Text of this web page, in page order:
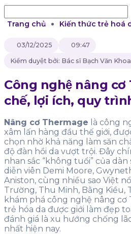
Trang chủ Kiến thức trẻ hoá
03/12/2025 09:47
Kiểm duyệt bởi: Bác sĩ Bạch Văn Khoa
Công nghệ nâng cơ
chế, lợi ích, quy
Nâng cơ Thermage là công
xâm lấn hàng đầu thế giới,
chọn nhờ khả năng làm săn
độ đàn hồi da vượt trội. Đây
nhan sắc “không tuổi” của
diễn viên Demi Moore,
Aniston, cùng nhiều sao Việt
Trường, Thu Minh, Bằng Kiều,
khám phá công nghệ nâng cơ
trẻ hóa da được giới làm đẹp
đánh giá là xu hướng chống
nhất hiện nay.